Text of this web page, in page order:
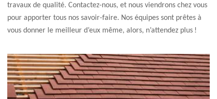
travaux de qualité. Contactez-nous, et nous viendrons chez vous
pour apporter tous nos savoir-faire. Nos équipes sont prêtes à
vous donner le meilleur d’eux même, alors, n’attendez plus !